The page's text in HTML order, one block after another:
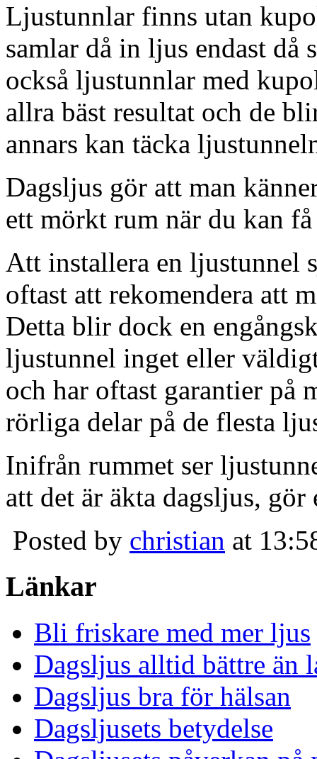
Ljustunnlar finns utan
samlar då in ljus endast då
också ljustunnlar med
allra bäst resultat och de
annars kan täcka
Dagsljus gör att man
ett mörkt rum när du kan
Att installera en ljustunnel
oftast att rekomendera att
Detta blir dock en
ljustunnel inget eller
och har oftast garantier på
rörliga delar på de flesta
Inifrån rummet ser
att det är äkta dagsljus,
Posted by christian at
Länkar
Bli friskare med mer ljus
Dagsljus alltid bättre än
Dagsljus bra för hälsan
Dagsljusets betydelse